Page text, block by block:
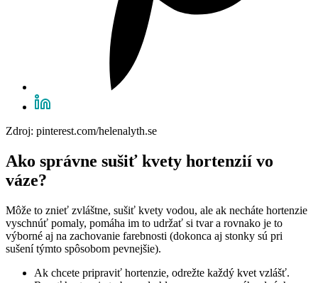
Zdroj: pinterest.com/helenalyth.se
Ako správne sušiť kvety hortenzií vo
váze?
Môže to znieť zvláštne, sušiť kvety vodou, ale ak necháte hortenzie
vyschnúť pomaly, pomáha im to udržať si tvar a rovnako je to
výborné aj na zachovanie farebnosti (dokonca aj stonky sú pri
sušení týmto spôsobom pevnejšie).
Ak chcete pripraviť hortenzie, odrežte každý kvet vzlášť.